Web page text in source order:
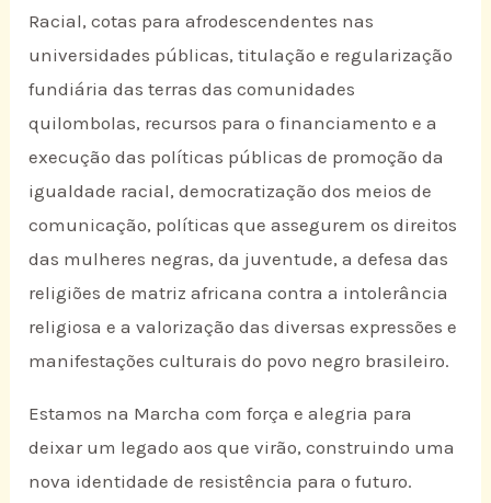
Racial, cotas para afrodescendentes nas
universidades públicas, titulação e regularização
fundiária das terras das comunidades
quilombolas, recursos para o financiamento e a
execução das políticas públicas de promoção da
igualdade racial, democratização dos meios de
comunicação, políticas que assegurem os direitos
das mulheres negras, da juventude, a defesa das
religiões de matriz africana contra a intolerância
religiosa e a valorização das diversas expressões e
manifestações culturais do povo negro brasileiro.
Estamos na Marcha com força e alegria para
deixar um legado aos que virão, construindo uma
nova identidade de resistência para o futuro.